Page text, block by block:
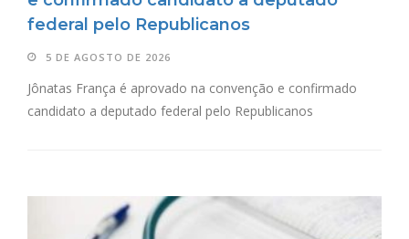
federal pelo Republicanos
5 DE AGOSTO DE 2026
Jônatas França é aprovado na convenção e confirmado
candidato a deputado federal pelo Republicanos